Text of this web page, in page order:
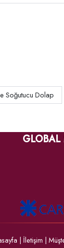
Soğutucu Dolap
GLOBAL
| İletişim |